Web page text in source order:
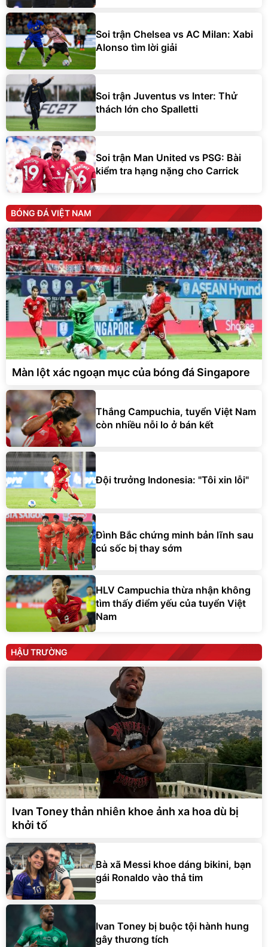
Soi trận Chelsea vs AC Milan: Xabi
Alonso tìm lời giải
Soi trận Juventus vs Inter: Thử
thách lớn cho Spalletti
Soi trận Man United vs PSG: Bài
kiểm tra hạng nặng cho Carrick
BÓNG ĐÁ VIỆT NAM
Màn lột xác ngoạn mục của bóng đá Singapore
Thắng Campuchia, tuyển Việt Nam
còn nhiều nỗi lo ở bán kết
Đội trưởng Indonesia: "Tôi xin lỗi"
Đình Bắc chứng minh bản lĩnh sau
cú sốc bị thay sớm
HLV Campuchia thừa nhận không
tìm thấy điểm yếu của tuyển Việt
Nam
HẬU TRƯỜNG
Ivan Toney thản nhiên khoe ảnh xa hoa dù bị
khởi tố
Bà xã Messi khoe dáng bikini, bạn
gái Ronaldo vào thả tim
Ivan Toney bị buộc tội hành hung
gây thương tích